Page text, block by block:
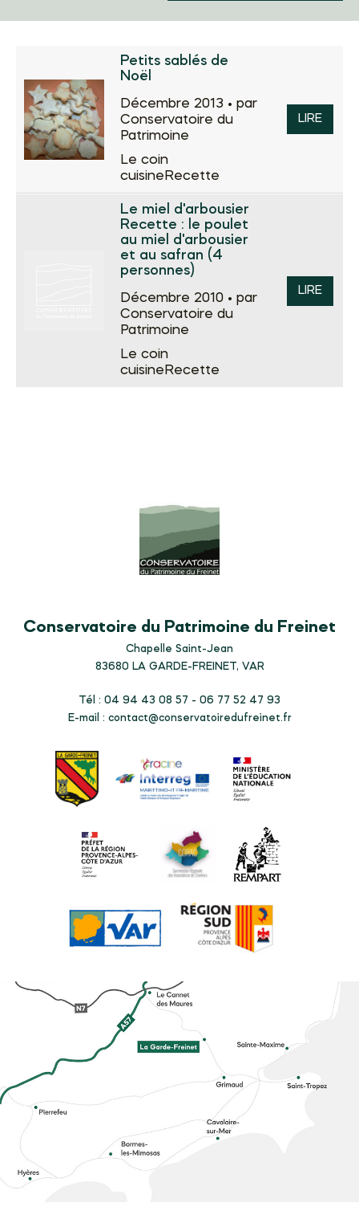
Petits sablés de
Noël
Décembre 2013 • par
Conservatoire du
Patrimoine
Le coin
cuisine Recette
LIRE
Le miel d'arbousier
Recette : le poulet
au miel d'arbousier
et au safran (4
personnes)
Décembre 2010 • par
Conservatoire du
Patrimoine
Le coin
cuisine Recette
LIRE
Conservatoire du Patrimoine du Freinet
Chapelle Saint-Jean
83680 LA GARDE-FREINET, VAR
Tél : 04 94 43 08 57 - 06 77 52 47 93
E-mail : contact@conservatoiredufreinet.fr